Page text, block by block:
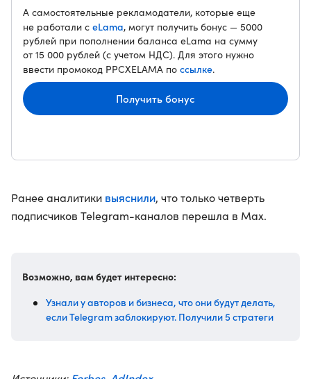
А самостоятельные рекламодатели, которые еще
не работали с eLama, могут получить бонус — 5000
рублей при пополнении баланса eLama на сумму
от 15 000 рублей (с учетом НДС). Для этого нужно
ввести промокод PPCXELAMA по ссылке.
Получить бонус
Ранее аналитики выяснили, что только четверть
подписчиков Telegram-каналов перешла в Max.
Возможно, вам будет интересно:
Узнали у авторов и бизнеса, что они будут делать,
если Telegram заблокируют. Получили 5 стратеги